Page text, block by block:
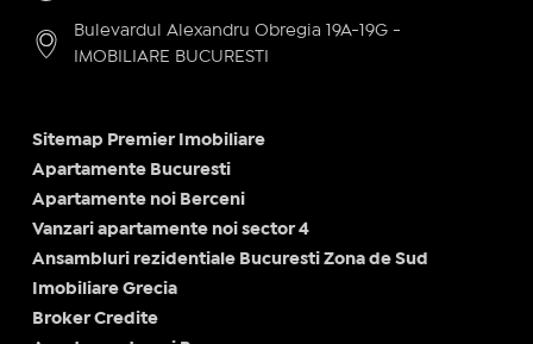
Bulevardul Alexandru Obregia 19A-19G -
IMOBILIARE BUCURESTI
Sitemap Premier Imobiliare
Apartamente Bucuresti
Apartamente noi Berceni
Vanzari apartamente noi sector 4
Ansambluri rezidentiale Bucuresti Zona de Sud
Imobiliare Grecia
Broker Credite